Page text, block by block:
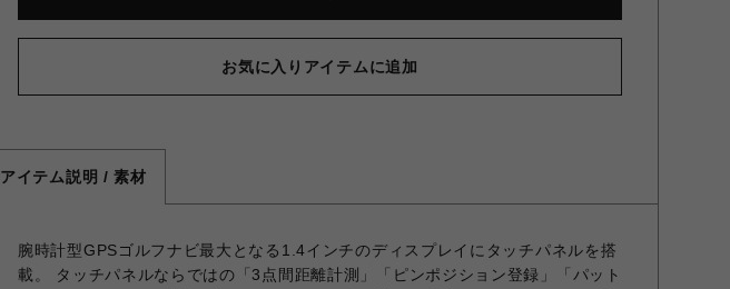
お気に入りアイテムに追加
アイテム説明 / 素材
腕時計型GPSゴルフナビ最大となる1.4インチのディスプレイにタッチパネルを搭
載。 タッチパネルならではの「3点間距離計測」「ピンポジション登録」「パット